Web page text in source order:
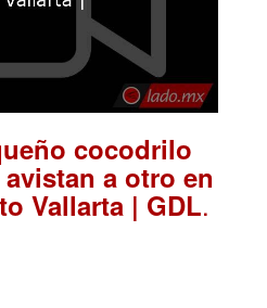
cocodrilo
a otro en
Vallarta | GDL.